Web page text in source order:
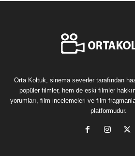
Orta Koltuk, sinema severler tarafından
popüler filmler, hem de eski filmler
yorumları, film incelemeleri ve film
platformudur.